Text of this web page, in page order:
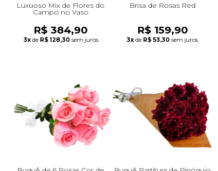
Luxuoso Mix de Flores do
Campo no Vaso
R$ 384,90
3x de R$ 128,30 sem juros
Brisa de Rosas Red
R$ 159,90
3x de R$ 53,30 sem juros